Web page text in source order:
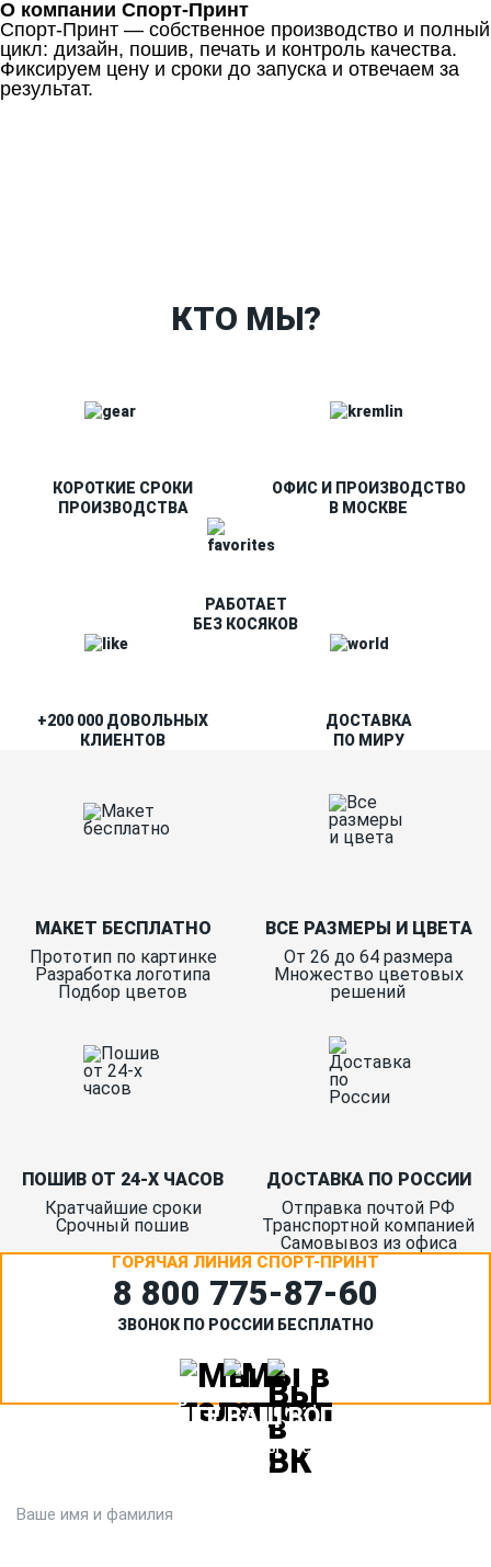
О компании Спорт-Принт
Спорт-Принт — собственное производство и полный
цикл: дизайн, пошив, печать и контроль качества.
Фиксируем цену и сроки до запуска и отвечаем за
результат.
КТО МЫ?
КОРОТКИЕ СРОКИ
ПРОИЗВОДСТВА
ОФИС И ПРОИЗВОДСТВО
В МОСКВЕ
РАБОТАЕТ
БЕЗ КОСЯКОВ
+200 000 ДОВОЛЬНЫХ
КЛИЕНТОВ
ДОСТАВКА
ПО МИРУ
МАКЕТ БЕСПЛАТНО
Прототип по картинке
Разработка логотипа
Подбор цветов
ВСЕ РАЗМЕРЫ И ЦВЕТА
От 26 до 64 размера
Множество цветовых
решений
ПОШИВ ОТ 24-Х ЧАСОВ
Кратчайшие сроки
Срочный пошив
ДОСТАВКА ПО РОССИИ
Отправка почтой РФ
Транспортной компанией
Самовывоз из офиса
ГОРЯЧАЯ ЛИНИЯ СПОРТ-ПРИНТ
8 800 775‑87-60
ЗВОНОК ПО РОССИИ БЕСПЛАТНО
ЗАДАЙТЕ ВАШ ВОПРОС
Или кратко опишите ситуацию. Мы очень быстро свяжемся с
вами :)